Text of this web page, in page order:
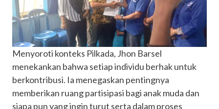
Menyoroti konteks Pilkada, Jhon Barsel
menekankan bahwa setiap individu berhak untuk
berkontribusi. Ia menegaskan pentingnya
memberikan ruang partisipasi bagi anak muda dan
siapa pun yang ingin turut serta dalam proses